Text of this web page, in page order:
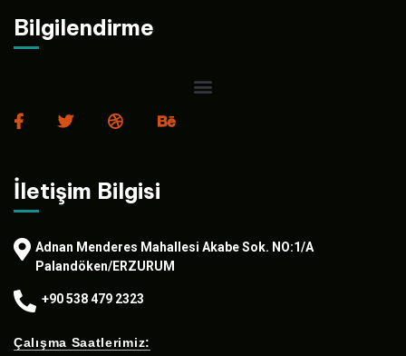
Bilgilendirme
İletişim Bilgisi
Adnan Menderes Mahallesi Akabe Sok. NO:1/A
Palandöken/ERZURUM
+90 538 479 2323
Çalışma Saatlerimiz: